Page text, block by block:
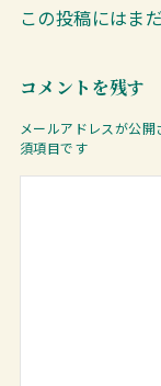
この投稿にはま
コメントを残す
メールアドレスが公開
須項目です